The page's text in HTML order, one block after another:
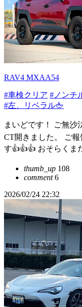
RAV4 MXAA54
#車検クリア #ノンチ
#左、リベラル🖕
まいどです！ ご無沙
CT開きました。 ご
す👍️👍️👍️ おそらくま
thumb_up 108
comment6
2026/02/24 22:32